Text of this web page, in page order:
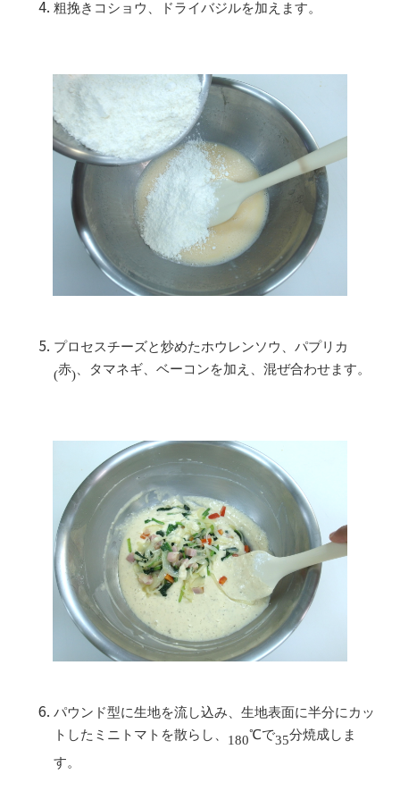
粗挽きコショウ、ドライバジルを加えます。
プロセスチーズと炒めたホウレンソウ、パプリカ
(赤)、タマネギ、ベーコンを加え、混ぜ合わせます。
パウンド型に生地を流し込み、生地表面に半分にカッ
トしたミニトマトを散らし、 180℃で35分焼成しま
す。